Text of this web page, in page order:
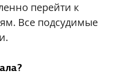
перейти к
Все подсудимые